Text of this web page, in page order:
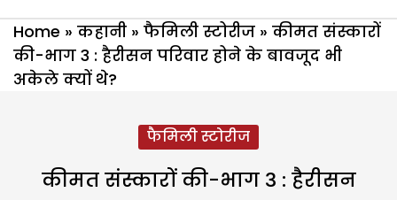
Home » कहानी » फैमिली स्टोरीज » कीमत संस्कारों
की-भाग 3 : हैरीसन परिवार होने के बावजूद भी
अकेले क्यों थे?
फैमिली स्टोरीज
कीमत संस्कारों की-भाग 3 : हैरीसन